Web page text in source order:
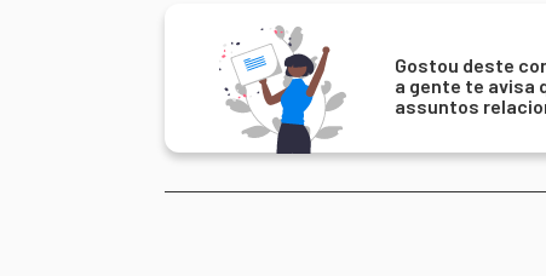
Gostou deste
a gente te avisa
assuntos